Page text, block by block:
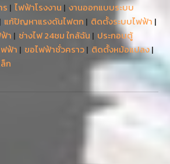
| ไฟฟ้าโรงงาน | งานออกแบบระบบ
| แก้ปัญหาแรงดันไฟตก | ติดตั้งระบบไฟฟ้า |
า | ช่างไฟ 24ชม ใกล้ฉัน | ประกอบตู้
ฟ้า | ขอไฟฟ้าชั่วคราว| ติดตั้งหม้อแปลง|
ก